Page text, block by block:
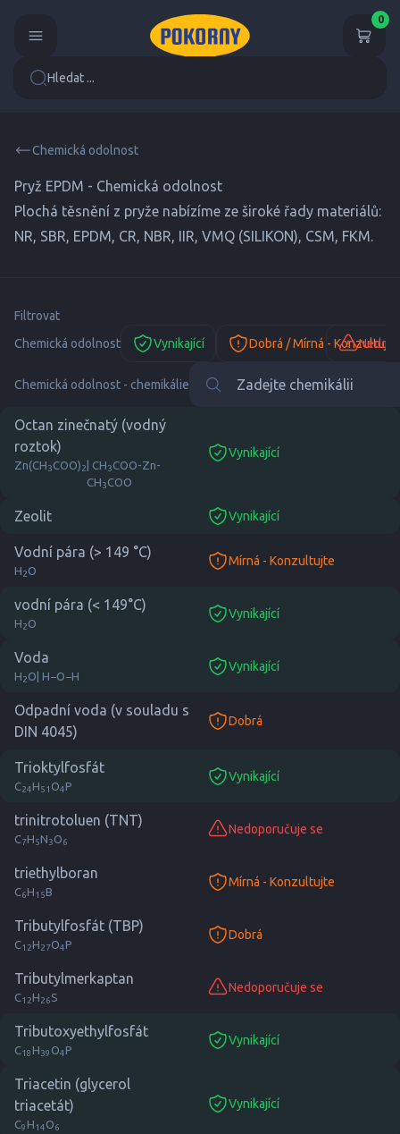
Hledat ...
0
Chemická odolnost
Pryž EPDM - Chemická odolnost
Plochá těsnění z pryže nabízíme ze široké řady materiálů:
NR, SBR, EPDM, CR, NBR, IIR, VMQ (SILIKON), CSM, FKM.
Filtrovat
Chemická odolnost
Vynikající Dobrá / Mírná - Konzultujte
Chemická odolnost - chemikálie
Octan zinečnatý (vodný
roztok)
Zn(CH3COO)2 | CH3COO-Zn-
CH3COO
Vynikající
suitable
Zeolit Vynikající
suitable
Vodní pára (> 149 °C)
H2O
Mírná - Konzultujte
consult
vodní pára (< 149°C)
H2O
Vynikající
suitable
Voda
H2O | H−O−H
Vynikající
suitable
Odpadní voda (v souladu s
DIN 4045)
Dobrá
good
Trioktylfosfát
C24H51 O4P
Vynikající
suitable
trinitrotoluen (TNT)
C7H5N3O6
Nedoporučuje se
nope
triethylboran
C6H15B
Mírná - Konzultujte
consult
Tributylfosfát (TBP)
C12H27O4P
Dobrá
good
Tributylmerkaptan
C12H26S
Nedoporučuje se
nope
Tributoxyethylfosfát
C18H39 O4P
Vynikající
suitable
Triacetin (glycerol
triacetát)
C9H14O6
Vynikající
suitable